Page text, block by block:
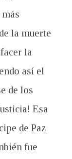
la muerte
la
así el
de los
Esa
de Paz
fue